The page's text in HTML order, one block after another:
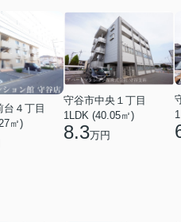
台４丁目
㎡)
守谷市中央１丁目
1LDK (40.05㎡)
8.3万円